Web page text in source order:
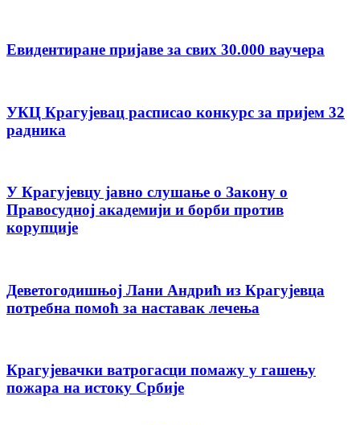
Евидентиране пријаве за свих 30.000 ваучера
УКЦ Крагујевац расписао конкурс за пријем 32
радника
У Крагујевцу јавно слушање о Закону о
Правосудној академији и борби против
корупције
Деветогодишњој Лани Андрић из Крагујевца
потребна помоћ за наставак лечења
Крагујевачки ватрогасци помажу у гашењу
пожара на истоку Србије